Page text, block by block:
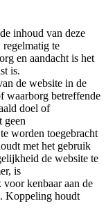
inhoud van deze
te
en aandacht is het
is.
de website in de
waarborg betreffende
doel of
geen
worden toegebracht
met het gebruik
de website te
is
kenbaar aan de
Koppeling houdt